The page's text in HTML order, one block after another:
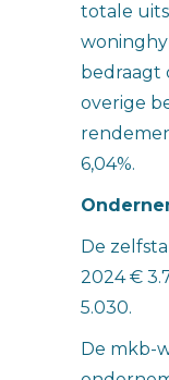
totale
bedraagt
overige
6,04%.
De
2024 €
5.030.
De mkb-